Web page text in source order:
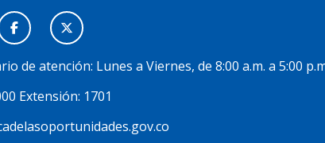
de atención: Lunes a Viernes, de 8:00 a.m. a 5:00
Extensión: 1701